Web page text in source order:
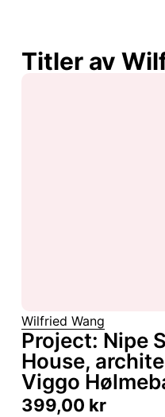
Titler av
Wilfried Wang
Project: Nipe
House,
Viggo
399,00 kr